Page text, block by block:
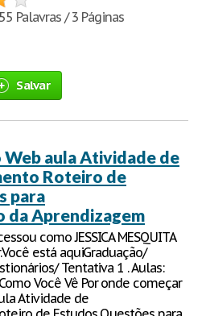
Palavras / 3 Páginas
Salvar
aula Atividade de
Roteiro de
para
da Aprendizagem
como JESSICA MESQUITA
está aquiGraduação/
Tentativa 1 . Aulas:
Você Vê Por onde começar
Atividade de